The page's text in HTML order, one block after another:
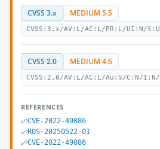
CVSS 3.x MEDIUM 5.5
CVSS:3.x/AV:L/AC:L/PR:L/UI:N/
CVSS 2.0 MEDIUM 4.6
CVSS:2.0/AV:L/AC:L/Au:S/C:N/I:N/
REFERENCES
CVE-2022-49086
ROS-20250522-01
CVE-2022-49086